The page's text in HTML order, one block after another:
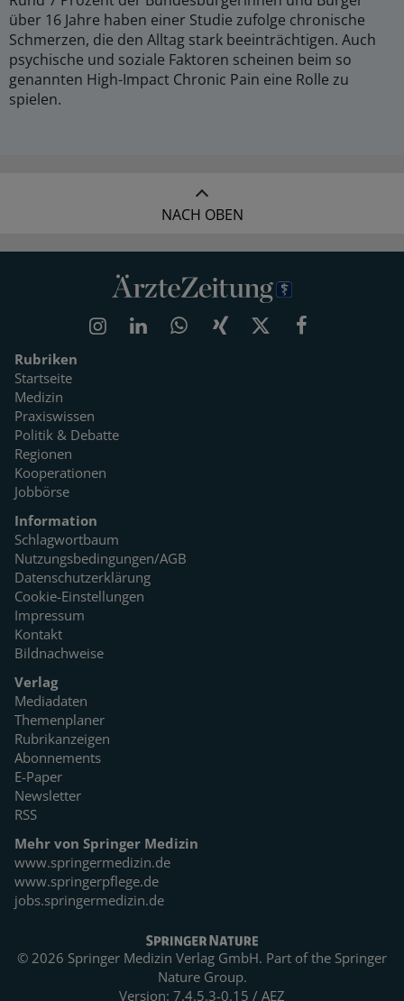
über 16 Jahre haben einer Studie zufolge chronische
Schmerzen, die den Alltag stark beeinträchtigen. Auch
psychische und soziale Faktoren scheinen beim so
genannten High-Impact Chronic Pain eine Rolle zu
spielen.
NACH OBEN
Rubriken
Startseite
Medizin
Praxiswissen
Politik & Debatte
Regionen
Kooperationen
Jobbörse
Information
Schlagwortbaum
Nutzungsbedingungen/AGB
Datenschutzerklärung
Cookie-Einstellungen
Impressum
Kontakt
Bildnachweise
Verlag
Mediadaten
Themenplaner
Rubrikanzeigen
Abonnements
E-Paper
Newsletter
RSS
Mehr von Springer Medizin
www.springermedizin.de
www.springerpflege.de
jobs.springermedizin.de
© 2026 Springer Medizin Verlag GmbH. Part of the Springer
Nature Group.
Version: 7.4.5.3-0.15 / AEZ